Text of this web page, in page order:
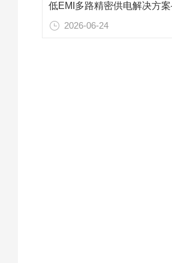
2026-06-24